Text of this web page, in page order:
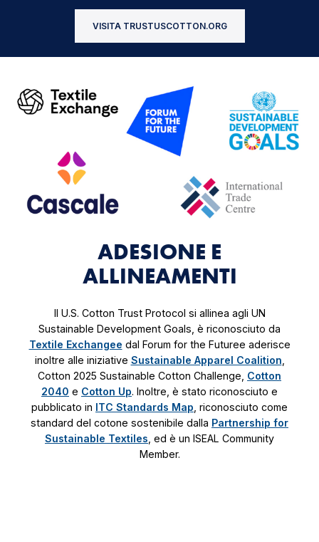
VISITA TRUSTUSCOTTON.ORG
ADESIONE E
ALLINEAMENTI
Il U.S. Cotton Trust Protocol si allinea agli UN
Sustainable Development Goals, è riconosciuto da
Textile Exchangee dal Forum for the Futuree aderisce
inoltre alle iniziative Sustainable Apparel Coalition
Cotton 2025 Sustainable Cotton Challenge, Cotton
2040 e Cotton Up. Inoltre, è stato riconosciuto e
pubblicato in ITC Standards Map , riconosciuto come
standard del cotone sostenibile dalla Partnership for
Sustainable Textiles , ed è un ISEAL Community
Member.